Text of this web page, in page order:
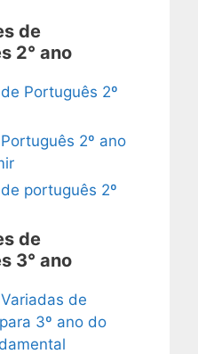
de
2° ano
Português 2º
2º ano
português 2º
de
3° ano
de
3º ano do